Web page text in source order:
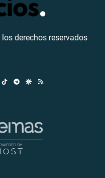
derechos reservados
TikTokTelegramGoogle Discover